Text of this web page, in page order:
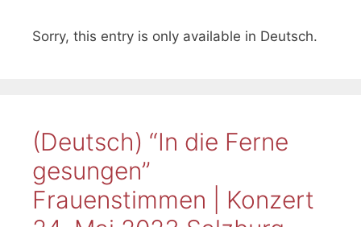
Sorry, this entry is only available in Deutsch.
(Deutsch) “In die Ferne
gesungen”
Frauenstimmen | Konzert